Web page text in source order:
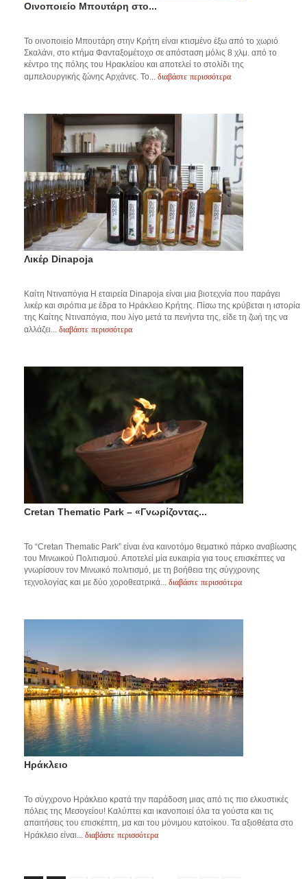
Οινοποιείο Μπουτάρη στο...
Το οινοποιείο Μπουτάρη στην Κρήτη είναι κτισμένο έξω από το χωριό
Σκαλάνι, στο κτήμα Φανταξομέτοχο σε απόσταση μόλις 8 χλμ. από το
κέντρο της πόλης του Ηρακλείου και αποτελεί το στολίδι της
αμπελουργικής ζώνης Αρχάνες. Το... διαβάστε περισσότερα
Λικέρ Dinapoja
Καίτη Ντιναπόγια H εταιρεία Dinapoja είναι μια βιοτεχνία που παράγει
λικέρ και σιρόπια με έδρα το Ηράκλειο Κρήτης. Πίσω της κρύβεται η ιστορία
της Καίτης Ντιναπόγια, που λίγο μετά τα πενήντα της, είδε τη ζωή της να
αλλάζει... διαβάστε περισσότερα
Cretan Thematic Park – «Γνωρίζοντας...
Το “Cretan Thematic Park” είναι ένα καινοτόμο θεματικό πάρκο αναβίωσης
του Μινωικού Πολιτισμού. Αποτελεί μία ευκαιρία για τους επισκέπτες να
γνωρίσουν τον Μινωικό πολιτισμό, με τη βοήθεια της σύγχρονης
τεχνολογίας και με δύο χοροθεατρικά... διαβάστε περισσότερα
Ηράκλειο
Το σύγχρονο Ηράκλειο κρατά την παράδοση μιας από τις πιο ελκυστικές
πόλεις της Μεσογείου! Καλύπτει και ικανοποιεί όλα τα γούστα και τις
απαιτήσεις του επισκέπτη, μα και του μόνιμου κατοίκου. Τα αξιοθέατα στο
Ηράκλειο είναι... διαβάστε περισσότερα